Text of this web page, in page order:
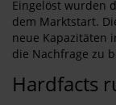
Eingelöst wurden
dem Marktstart.
neue Kapazitäten
die Nachfrage zu
Hardfacts